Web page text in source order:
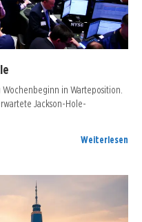
in Warteposition.
Jackson-Hole-
Weiterlesen